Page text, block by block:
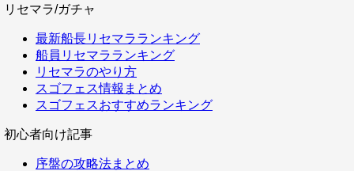
リセマラ/ガチャ
最新船長リセマラランキング
船員リセマラランキング
リセマラのやり方
スゴフェス情報まとめ
スゴフェスおすすめランキング
初心者向け記事
序盤の攻略法まとめ